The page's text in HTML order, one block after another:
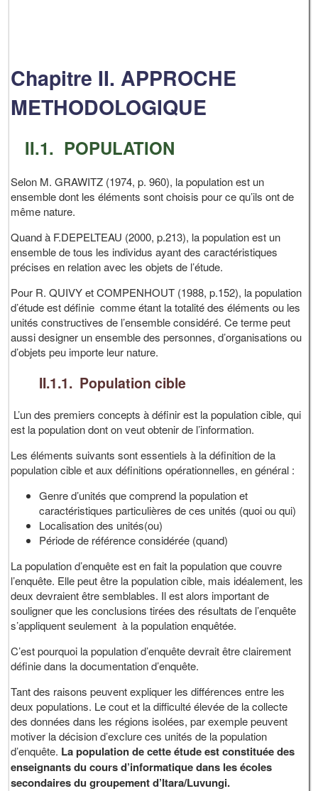
Chapitre II. APPROCHE
METHODOLOGIQUE
II.1. POPULATION
Selon M. GRAWITZ (1974, p. 960), la population est un
ensemble dont les éléments sont choisis pour ce qu’ils ont de
même nature.
Quand à F.DEPELTEAU (2000, p.213), la population est un
ensemble de tous les individus ayant des caractéristiques
précises en relation avec les objets de l’étude.
Pour R. QUIVY et COMPENHOUT (1988, p.152), la population
d’étude est définie comme étant la totalité des éléments ou les
unités constructives de l’ensemble considéré. Ce terme peut
aussi designer un ensemble des personnes, d’organisations ou
d’objets peu importe leur nature.
II.1.1. Population cible
L’un des premiers concepts à définir est la population cible, qui
est la population dont on veut obtenir de l’information.
Les éléments suivants sont essentiels à la définition de la
population cible et aux définitions opérationnelles, en général :
Genre d’unités que comprend la population et
caractéristiques particulières de ces unités (quoi ou qui)
Localisation des unités(ou)
Période de référence considérée (quand)
La population d’enquête est en fait la population que couvre
l’enquête. Elle peut être la population cible, mais idéalement, les
deux devraient être semblables. Il est alors important de
souligner que les conclusions tirées des résultats de l’enquête
s’appliquent seulement à la population enquêtée.
C’est pourquoi la population d’enquête devrait être clairement
définie dans la documentation d’enquête.
Tant des raisons peuvent expliquer les différences entre les
deux populations. Le cout et la difficulté élevée de la collecte
des données dans les régions isolées, par exemple peuvent
motiver la décision d’exclure ces unités de la population
d’enquête. La population de cette étude est constituée des
enseignants du cours d’informatique dans les écoles
secondaires du groupement d’Itara/Luvungi.